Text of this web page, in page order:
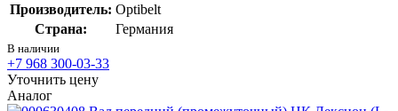
Производитель: Optibelt
Страна:
Германия
В наличии
+7 968 300-03-33
Уточнить цену
Аналог